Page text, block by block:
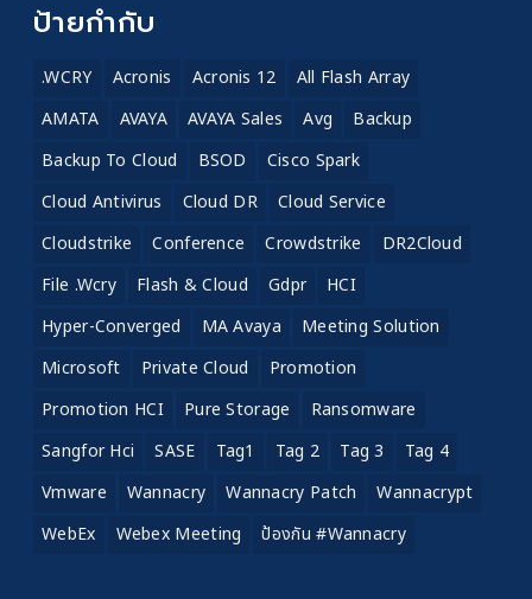
ป้ายกำกับ
.WCRY Acronis Acronis 12
All Flash Array
AMATA
AVAYA AVAYA Sales Avg
Backup
Backup To Cloud
BSOD
Cisco Spark
Cloud Antivirus
Cloud DR
Cloud Service
Cloudstrike
Conference Crowdstrike
DR2Cloud
File .wcry
Flash & Cloud Gdpr
HCI
Hyper-Converged
MA Avaya
Meeting Solution
Microsoft
Private Cloud
Promotion
Promotion HCI
Pure Storage
Ransomware
Sangfor Hci
SASE Tag1 Tag 2 Tag 3
Tag 4
Vmware
Wannacry Wannacry Patch
Wannacrypt
WebEx
Webex Meeting ป้องกัน #wannacry